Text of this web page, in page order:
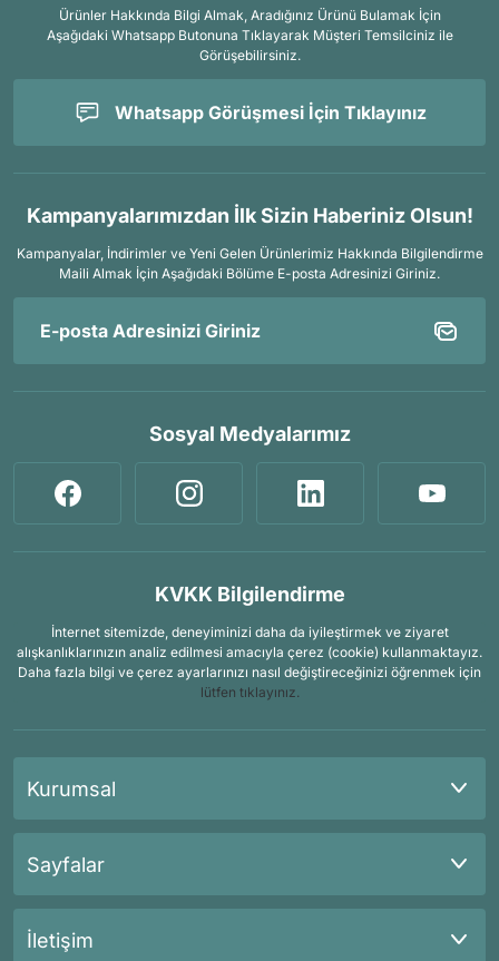
Ürünler Hakkında Bilgi Almak, Aradığınız Ürünü Bulamak İçin
Aşağıdaki Whatsapp Butonuna Tıklayarak Müşteri Temsilciniz ile
Görüşebilirsiniz.
Whatsapp Görüşmesi İçin Tıklayınız
Kampanyalarımızdan İlk Sizin Haberiniz Olsun!
Kampanyalar, İndirimler ve Yeni Gelen Ürünlerimiz Hakkında Bilgilendirme
Maili Almak İçin Aşağıdaki Bölüme E-posta Adresinizi Giriniz.
Sosyal Medyalarımız
KVKK Bilgilendirme
İnternet sitemizde, deneyiminizi daha da iyileştirmek ve ziyaret
alışkanlıklarınızın analiz edilmesi amacıyla çerez (cookie) kullanmaktayız.
Daha fazla bilgi ve çerez ayarlarınızı nasıl değiştireceğinizi öğrenmek için
lütfen tıklayınız.
Kurumsal
Sayfalar
İletişim